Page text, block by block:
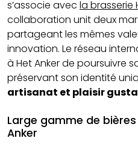
s’associe avec la brasserie
collaboration unit deux
partageant les mêmes
innovation. Le réseau
à Het Anker de poursuivre
préservant son identité
artisanat et plaisir
Large gamme de
Anker